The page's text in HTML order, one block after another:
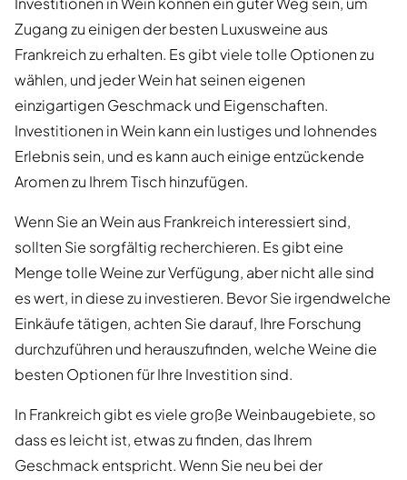
Zugang zu einigen der besten Luxusweine aus
Frankreich zu erhalten. Es gibt viele tolle Optionen zu
wählen, und jeder Wein hat seinen eigenen
einzigartigen Geschmack und Eigenschaften.
Investitionen in Wein kann ein lustiges und lohnendes
Erlebnis sein, und es kann auch einige entzückende
Aromen zu Ihrem Tisch hinzufügen.
Wenn Sie an Wein aus Frankreich interessiert sind,
sollten Sie sorgfältig recherchieren. Es gibt eine
Menge tolle Weine zur Verfügung, aber nicht alle sind
es wert, in diese zu investieren. Bevor Sie irgendwelche
Einkäufe tätigen, achten Sie darauf, Ihre Forschung
durchzuführen und herauszufinden, welche Weine die
besten Optionen für Ihre Investition sind.
In Frankreich gibt es viele große Weinbaugebiete, so
dass es leicht ist, etwas zu finden, das Ihrem
Geschmack entspricht. Wenn Sie neu bei der